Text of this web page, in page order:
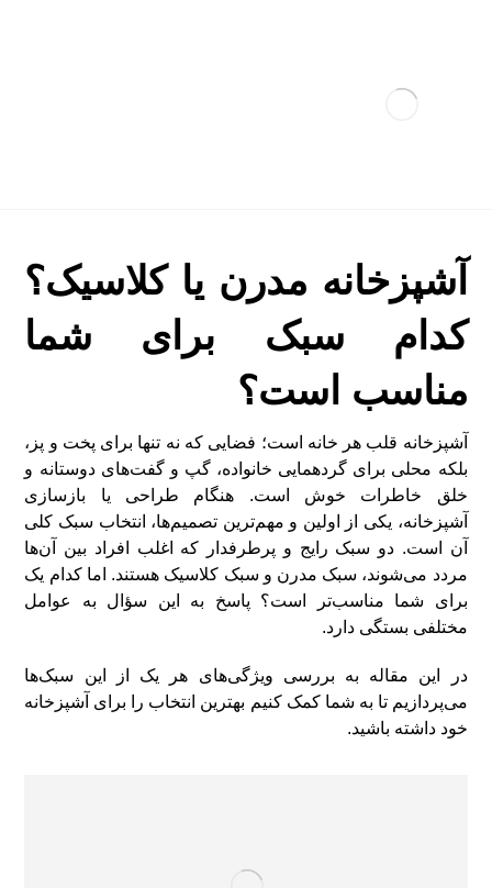
آشپزخانه مدرن یا کلاسیک؟
کدام سبک برای شما
مناسب است؟
آشپزخانه قلب هر خانه است؛ فضایی که نه تنها برای پخت و پز،
بلکه محلی برای گردهمایی خانواده، گپ و گفت‌های دوستانه و
خلق خاطرات خوش است. هنگام طراحی یا بازسازی
آشپزخانه، یکی از اولین و مهم‌ترین تصمیم‌ها، انتخاب سبک کلی
آن است. دو سبک رایج و پرطرفدار که اغلب افراد بین آن‌ها
مردد می‌شوند، سبک مدرن و سبک کلاسیک هستند. اما کدام یک
برای شما مناسب‌تر است؟ پاسخ به این سؤال به عوامل
مختلفی بستگی دارد.
در این مقاله به بررسی ویژگی‌های هر یک از این سبک‌ها
می‌پردازیم تا به شما کمک کنیم بهترین انتخاب را برای آشپزخانه
خود داشته باشید.